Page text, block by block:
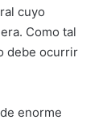
cuyo
Como tal
debe ocurrir
enorme